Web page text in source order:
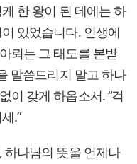
한 왕이 된 데에는 하
있었습니다. 인생에
뢰는 그 태도를 본받
말씀드리지 말고 하나
이 갖게 하옵소서. “걱
.”
하나님의 뜻을 언제나